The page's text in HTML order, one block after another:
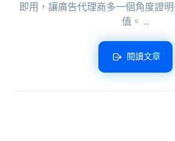
即用，讓廣告代理商多一個角度證
值。 ...
閱讀文章